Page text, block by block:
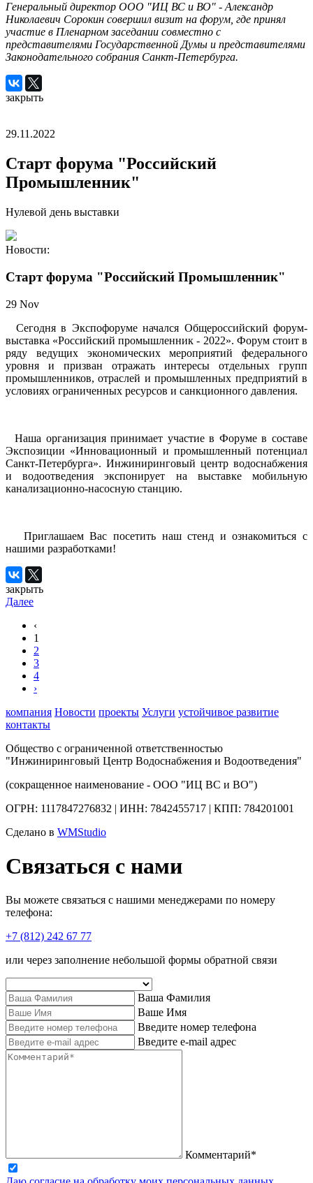
Генеральный директор ООО "ИЦ ВС и ВО" - Александр
Николаевич Сорокин совершил визит на форум, где принял
участие в Пленарном заседании совместно с
представителями Государственной Думы и представителями
Законодательного собрания Санкт-Петербурга.
закрыть
29.11.2022
Старт форума "Российский
Промышленник"
Нулевой день выставки
Новости:
Старт форума "Российский Промышленник"
29 Nov
Сегодня в Экспофоруме начался Общероссийский форум-
выставка «Российский промышленник - 2022». Форум стоит в
ряду ведущих экономических мероприятий федерального
уровня и призван отражать интересы отдельных групп
промышленников, отраслей и промышленных предприятий в
условиях ограниченных ресурсов и санкционного давления.
Наша организация принимает участие в Форуме в составе
Экспозиции «Инновационный и промышленный потенциал
Санкт-Петербурга». Инжиниринговый центр водоснабжения
и водоотведения экспонирует на выставке мобильную
канализационно-насосную станцию.
Приглашаем Вас посетить наш стенд и ознакомиться с
нашими разработками!
закрыть
Далее
‹
1
2
3
4
›
компания Новости проекты Услуги устойчивое развитие
контакты
Общество с ограниченной ответственностью
"Инжиниринговый Центр Водоснабжения и Водоотведения"
(сокращенное наименование - ООО "ИЦ ВС и ВО")
ОГРН: 1117847276832 | ИНН: 7842455717 | КПП: 784201001
Сделано в WMStudio
Связаться с нами
Вы можете связаться с нашими менеджерами по номеру
телефона:
+7 (812) 242 67 77
или через заполнение небольшой формы обратной связи
Ваша Фамилия
Ваше Имя
Введите номер телефона
Введите e-mail адрес
Комментарий*